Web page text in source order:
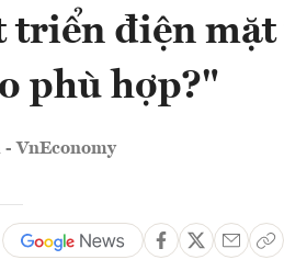
triển điện
phù hợp?"
VnEconomy